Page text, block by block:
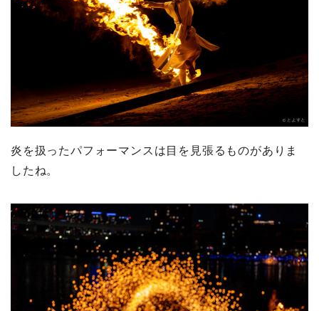
炎を扱ったパフォーマンスは目を見張るものがありま
したね。